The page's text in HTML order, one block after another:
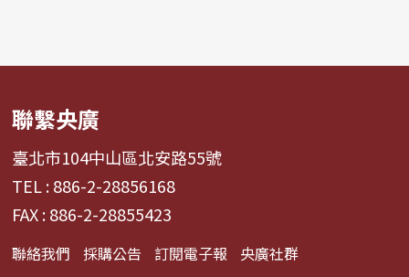
聯繫央廣
臺北市104中山區北安路55號
TEL : 886-2-28856168
FAX : 886-2-28855423
聯絡我們 採購公告 訂閱電子報 央廣社群